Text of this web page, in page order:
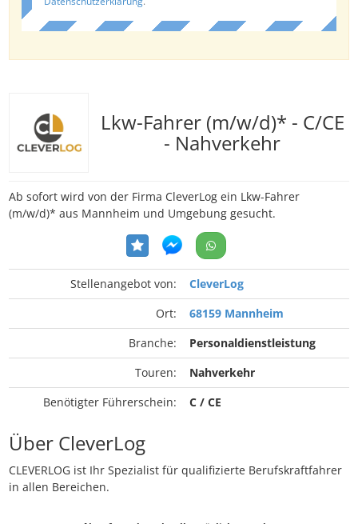
Lkw-Fahrer (m/w/d)* - C/CE
- Nahverkehr
Ab sofort wird von der Firma CleverLog ein Lkw-Fahrer
(m/w/d)* aus Mannheim und Umgebung gesucht.
Stellenangebot von:
CleverLog
Ort:
68159 Mannheim
Branche:
Personaldienstleistung
Touren:
Nahverkehr
Benötigter Führerschein:
C / CE
Über CleverLog
CLEVERLOG ist Ihr Spezialist für qualifizierte Berufskraftfahrer
in allen Bereichen.